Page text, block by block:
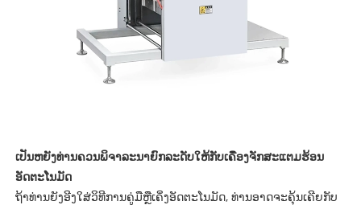
ເປັນຫຍັງທ່ານຄວນພິຈາລະນາຍົກລະດັບໃຫ້ກັບເຄື່ອງຈັກສະແຕມຮ້ອນ
ອັດຕະໂນມັດ
ຖ້າທ່ານຍັງອີງໃສ່ວິທີການຄູ່ມືຫຼືເຄິ່ງອັດຕະໂນມັດ, ທ່ານອາດຈະຄຸ້ນເຄີຍກັບ